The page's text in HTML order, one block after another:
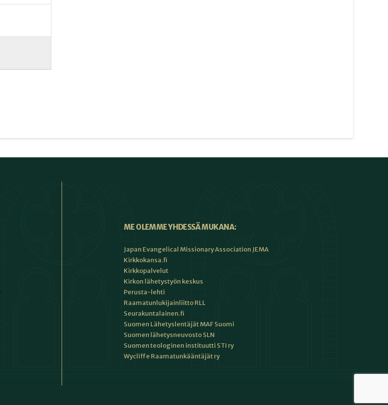
ME OLEMME YHDESSÄ MUKANA:
Japan Evangelical Missionary Association JEMA
Kirkkokansa.fi
Kirkkopalvelut
Kirkon lähetystyön keskus
Perusta-lehti
Raamatunlukijainliitto RLL
Seurakuntalainen.fi
Suomen Lähetyslentäjät MAF Suomi
Suomen lähetysneuvosto SLN
Suomen teologinen instituutti STI ry
Wycliffe Raamatunkääntäjät ry